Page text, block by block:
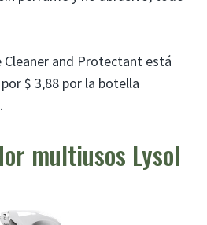
Cleaner and Protectant está
$ 3,88 por la botella
multiusos Lysol